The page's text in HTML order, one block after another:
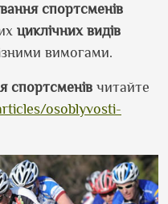
спортсменів
циклічних видів
вимогами.
спортсменів читайте
osoblyvosti-